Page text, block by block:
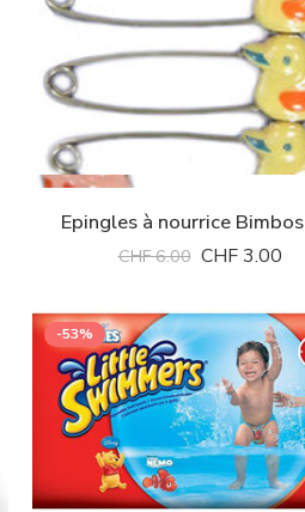
Epingles à nourrice
CHF6.00 CHF3.00
-53%